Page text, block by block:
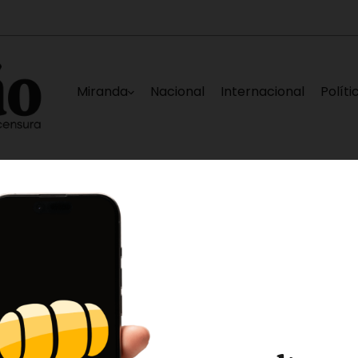
Miranda Nacional Internacional
en La Guaira Nueva falla eléctrica